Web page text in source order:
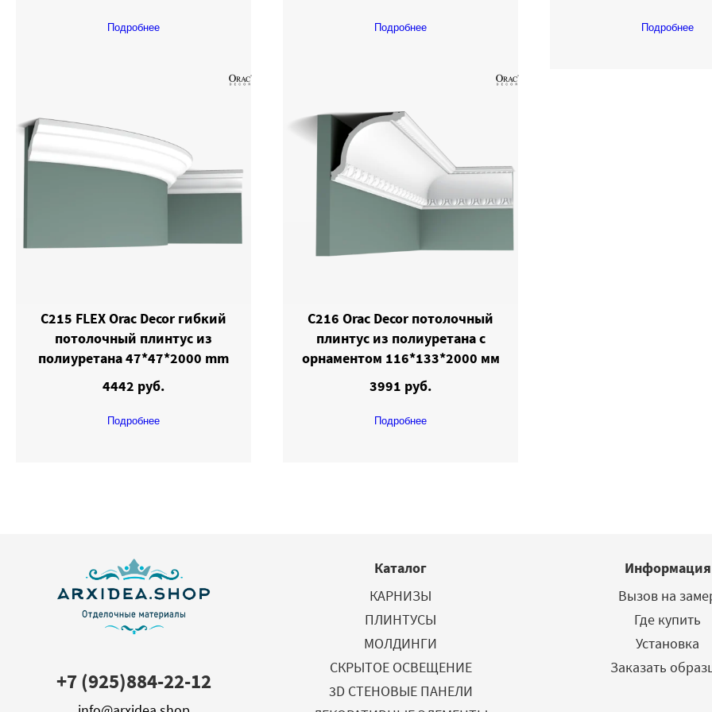
Подробнее Подробнее Подробнее
C215 FLEX Orac Decor гибкий
потолочный плинтус из
полиуретана 47*47*2000 mm
4442 руб.
Подробнее
C216 Orac Decor потолочный
плинтус из полиуретана с
орнаментом 116*133*2000 мм
3991 руб.
Подробнее
+7 (925)884-22-12
Каталог
КАРНИЗЫ
ПЛИНТУСЫ
МОЛДИНГИ
СКРЫТОЕ ОСВЕЩЕНИЕ
3D СТЕНОВЫЕ ПАНЕЛИ
Информация
Вызов на
Где купить
Установка
Заказать